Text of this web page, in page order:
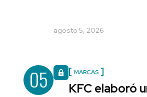
agosto 5, 2026
05 MARCAS
KFC elaboró